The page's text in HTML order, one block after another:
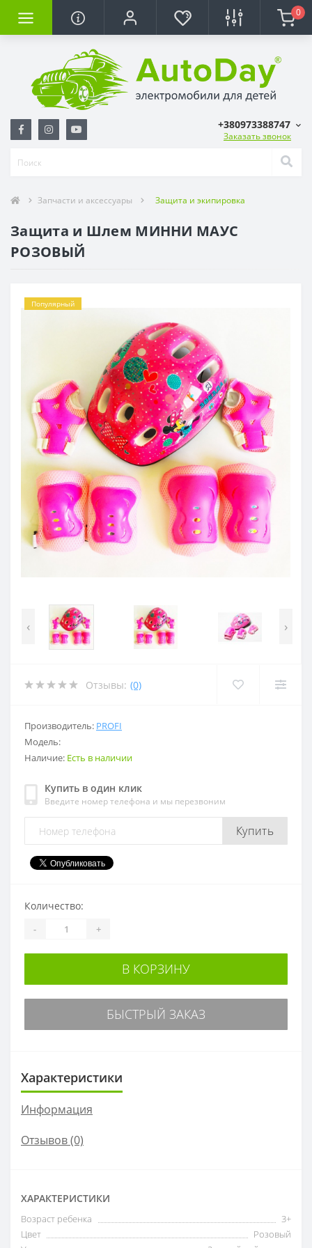
0
+380973388747
Заказать звонок
Запчасти и аксессуары Защита и экипировка
Защита и Шлем МИННИ МАУС
РОЗОВЫЙ
Популярный
‹ ›
Отзывы: (0)
Производитель: PROFI
Модель:
Наличие: Есть в наличии
Купить в один клик
Введите номер телефона и мы перезвоним
Купить
Количество:
- +
В КОРЗИНУ
БЫСТРЫЙ ЗАКАЗ
Характеристики
Информация
Отзывов (0)
ХАРАКТЕРИСТИКИ
Возраст ребенка
3+
Цвет
Розовый